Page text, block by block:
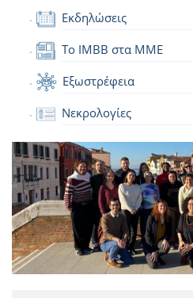
Εκδηλώσεις
Το IMBB στα ΜΜΕ
Εξωστρέφεια
Νεκρολογίες